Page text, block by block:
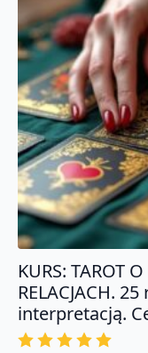
KURS: TAROT
RELACJACH.
interpretacją.